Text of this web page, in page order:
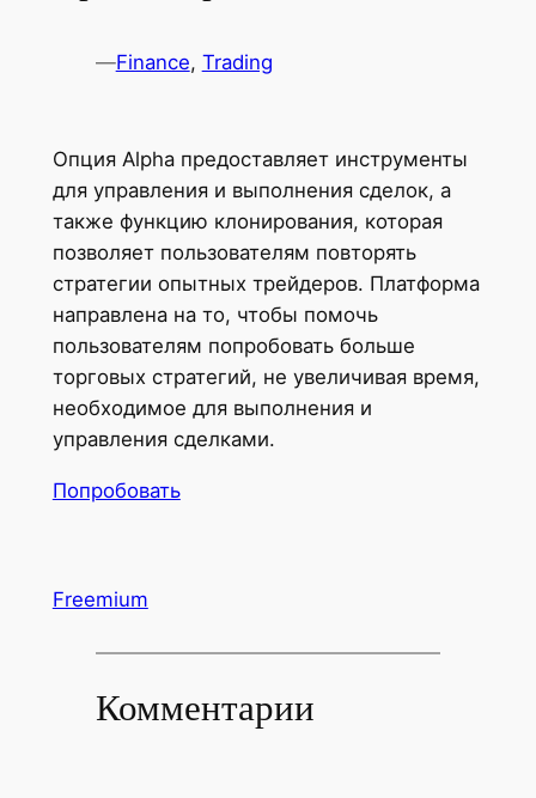
—Finance, Trading
Опция Alpha предоставляет инструменты
для управления и выполнения сделок, а
также функцию клонирования, которая
позволяет пользователям повторять
стратегии опытных трейдеров. Платформа
направлена ​​на то, чтобы помочь
пользователям попробовать больше
торговых стратегий, не увеличивая время,
необходимое для выполнения и
управления сделками.
Попробовать
Freemium
Комментарии